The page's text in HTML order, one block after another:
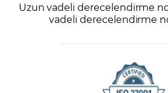
Uzun vadeli derecelendirme
vadeli derecelendirme